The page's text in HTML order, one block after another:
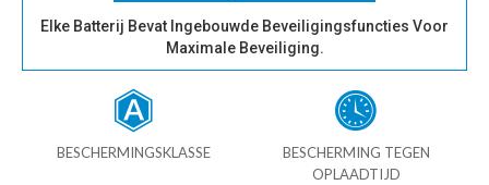
Elke Batterij Bevat Ingebouwde Beveiligingsfuncties Voor
Maximale Beveiliging.
BESCHERMINGSKLASSE
BESCHERMING TEGEN
OPLAADTIJD